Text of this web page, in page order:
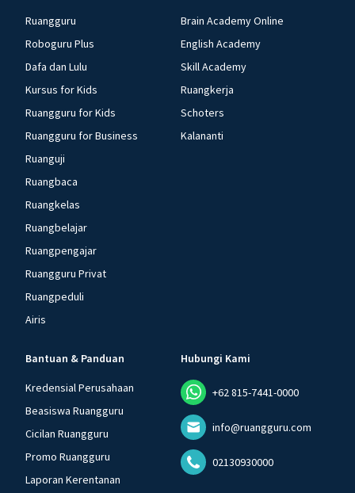
Ruangguru
Roboguru Plus
Dafa dan Lulu
Kursus for Kids
Ruangguru for Kids
Ruangguru for Business
Ruanguji
Ruangbaca
Ruangkelas
Ruangbelajar
Ruangpengajar
Ruangguru Privat
Ruangpeduli
Airis
Brain Academy Online
English Academy
Skill Academy
Ruangkerja
Schoters
Kalananti
Bantuan & Panduan
Kredensial Perusahaan
Beasiswa Ruangguru
Cicilan Ruangguru
Promo Ruangguru
Laporan Kerentanan
Hubungi Kami
+62 815-7441-0000
info@ruangguru.com
02130930000